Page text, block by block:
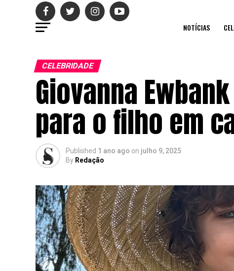
NOTÍCIAS
CELEBRIDADE
Giovanna
para o filho em
Published 1 ano ago on julho 9, 2025
By Redação